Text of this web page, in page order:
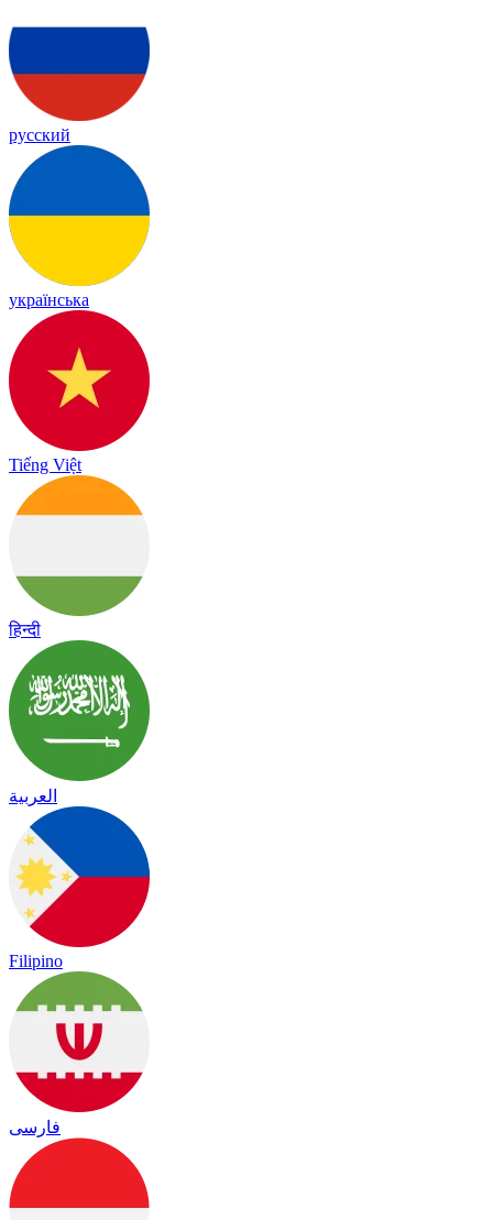
русский
українська
Tiếng Việt
हिन्दी
العربية
Filipino
فارسی